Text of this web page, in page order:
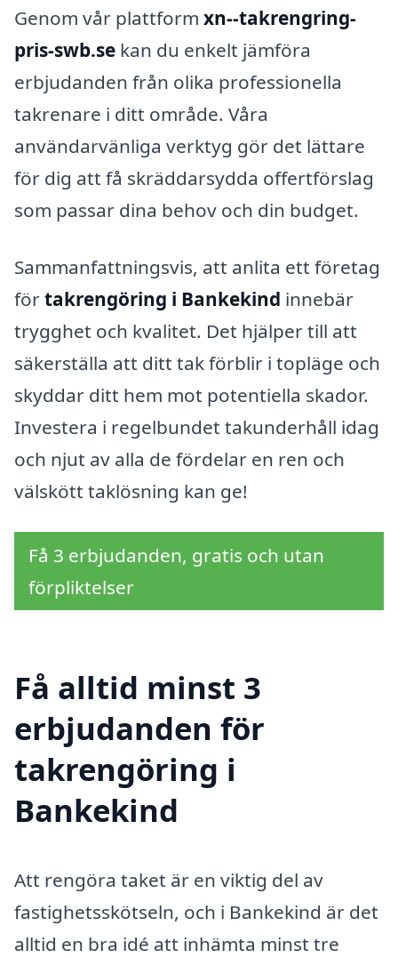
Genom vår plattform xn--takrengring-
pris-swb.se kan du enkelt jämföra
erbjudanden från olika professionella
takrenare i ditt område. Våra
användarvänliga verktyg gör det lättare
för dig att få skräddarsydda offertförslag
som passar dina behov och din budget.
Sammanfattningsvis, att anlita ett företag
förtakrengöring i Bankekind innebär
trygghet och kvalitet. Det hjälper till att
säkerställa att ditt tak förblir i topläge och
skyddar ditt hem mot potentiella skador.
Investera i regelbundet takunderhåll idag
och njut av alla de fördelar en ren och
välskött taklösning kan ge!
Få 3 erbjudanden, gratis och utan
förpliktelser
Få alltid minst 3
erbjudanden för
takrengöring i
Bankekind
Att rengöra taket är en viktig del av
fastighetsskötseln, och i Bankekind är det
alltid en bra idé att inhämta minst tre